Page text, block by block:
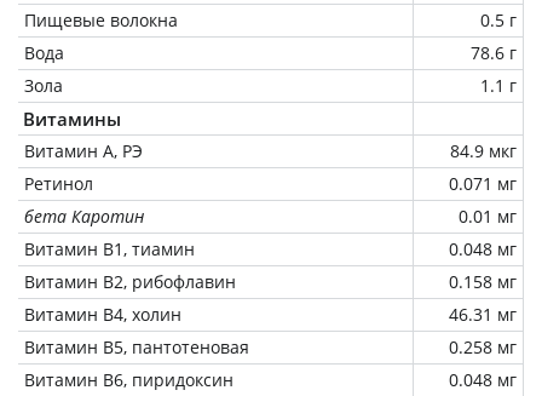
Пищевые волокна
0.5 г
Вода
78.6 г
Зола
1.1 г
Витамины
Витамин А, РЭ
84.9 мкг
Ретинол
0.071 мг
бета Каротин
0.01 мг
Витамин В1, тиамин
0.048 мг
Витамин В2, рибофлавин
0.158 мг
Витамин В4, холин
46.31 мг
Витамин В5, пантотеновая
0.258 мг
Витамин В6, пиридоксин
0.048 мг